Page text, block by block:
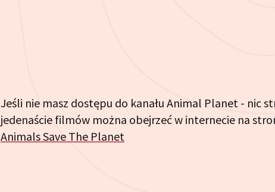
Jeśli nie masz dostępu do kanału Animal Planet - nic
jedenaście filmów można obejrzeć w internecie na
Animals Save The Planet